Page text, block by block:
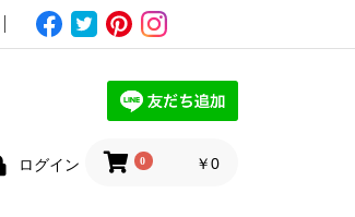
ログイン 0 ￥0